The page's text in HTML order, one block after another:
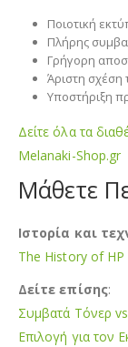
Ποιοτική
Πλήρης
Γρήγορη
Άριστη σχέση
Υποστήριξη
Δείτε όλα τα
Melanaki-Shop.gr
Μάθετε
Ιστορία και
The History of HP
Δείτε επίσης:
Συμβατά Τόνερ
Επιλογή για τον